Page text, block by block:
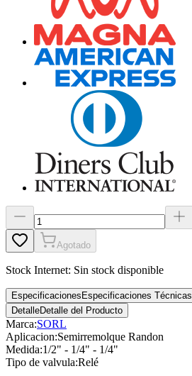
Agotado
Stock Internet: Sin stock disponible
Especificaciones Especificaciones Técnicas
DetalleDetalle del Producto
Marca:SORL
Aplicacion:Semirremolque Randon
Medida:1/2" - 1/4" - 1/4"
Tipo de valvula:Relé